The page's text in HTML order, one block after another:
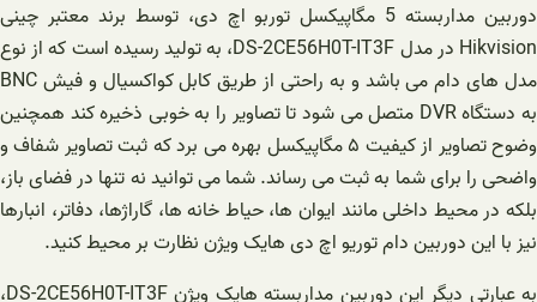
دوربین مداربسته 5 مگاپیکسل توربو اچ دی، توسط برند معتبر چینی
Hikvision در مدل DS-2CE56H0T-IT3F، به تولید رسیده است که از نوع
مدل های دام می باشد و به راحتی از طریق کابل کواکسیال و فیش BNC
به دستگاه DVR متصل می شود تا تصاویر را به خوبی ذخیره کند همچنین
وضوح تصاویر از کیفیت ۵ مگاپیکسل بهره می برد که ثبت تصاویر شفاف و
واضحی را برای شما به ثبت می رساند. شما می توانید نه تنها در فضای باز،
بلکه در محیط داخلی مانند ایوان ها، حیاط خانه ها، گاراژها، دفاتر، انبارها
نیز با این دوربین دام توریو اچ دی هایک ویژن نظارت بر محیط کنید.
به عبارتی دیگر این دوربین مداربسته هایک ویژن DS-2CE56H0T-IT3F،